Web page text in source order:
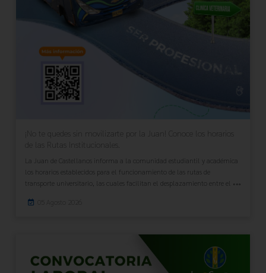
¡No te quedes sin movilizarte por la Juan! Conoce los horarios
de las Rutas Institucionales.
La Juan de Castellanos informa a la comunidad estudiantil y académica
los horarios establecidos para el funcionamiento de las rutas de
transporte universitario, las cuales facilitan el desplazamiento entre el